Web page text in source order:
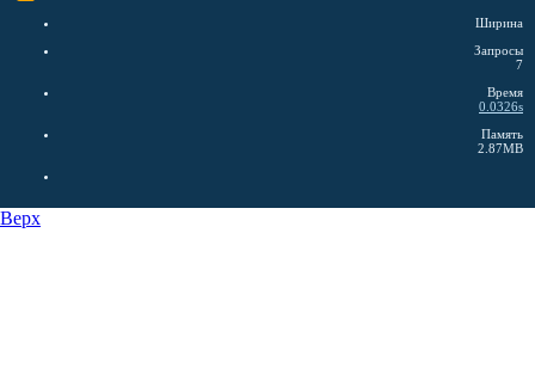
Ширина
Запросы
7
Время
0.0326s
Память
2.87MB
Верх